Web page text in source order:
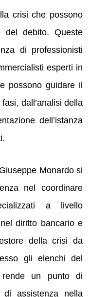
crisi che possono
del debito. Queste
di professionisti
esperti in
possono guidare il
dall’analisi della
dell’istanza
Monardo si
nel coordinare
a livello
diritto bancario e
della crisi da
gli elenchi del
un punto di
di assistenza nella